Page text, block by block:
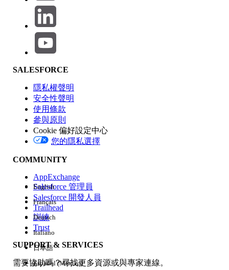
產品區域
功能影響
版本
經驗
SALESFORCE
隱私權聲明
安全性聲明
使用條款
參與原則
Cookie 偏好設定中心
您的隱私選擇
COMMUNITY
AppExchange
Salesforce 管理員
Salesforce 開發人員
Trailhead
訓練
Trust
SUPPORT & SERVICES
需要協助嗎？尋找更多資源或與專家連線。
English
Français
Deutsch
Italiano
日本語
Español (México)